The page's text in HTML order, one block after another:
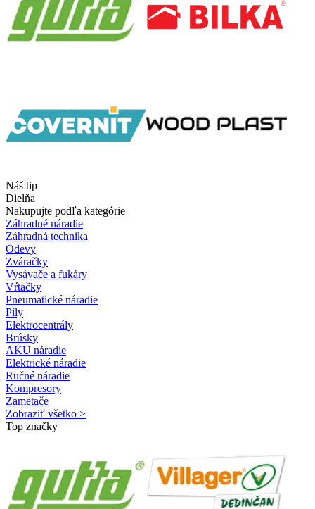
Náš tip
Dielňa
Nakupujte podľa kategórie
Záhradné náradie
Záhradná technika
Odevy
Zváračky
Vysávače a fukáry
Vŕtačky
Pneumatické náradie
Píly
Elektrocentrály
Brúsky
AKU náradie
Elektrické náradie
Ručné náradie
Kompresory
Zametače
Zobraziť všetko >
Top značky